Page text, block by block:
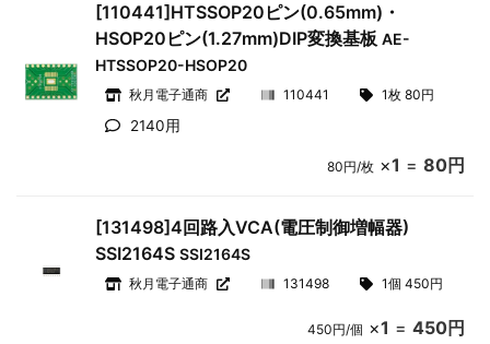
[110441]HTSSOP20ピン(0.65mm)・
HSOP20ピン(1.27mm)DIP変換基板AE-
HTSSOP20-HSOP20
秋月電子通商 110441 1枚 80円
2140用
80円/枚×1 = 80円
[131498]4回路入VCA(電圧制御増幅器)
SSI2164SSSI2164S
秋月電子通商 131498 1個 450円
450円/個 ×1 = 450円